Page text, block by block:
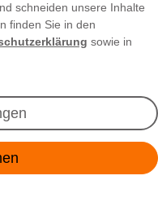
schneiden unsere Inhalte
finden Sie in den
sowie in